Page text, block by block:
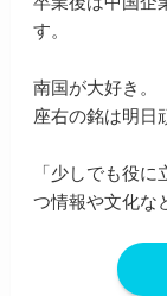
す。
南国が大好き。
座右の銘は明日
「少しでも役
つ情報や文化な